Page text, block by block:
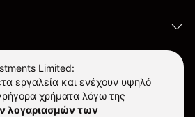
Limited:
εργαλεία και ενέχουν υψηλό
χρήματα λόγω της
λογαριασμών των